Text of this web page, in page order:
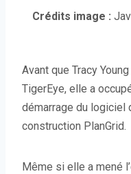
Crédits image :
Avant que Tracy
TigerEye, elle a
démarrage du logiciel
construction PlanGrid.
Même si elle a mené